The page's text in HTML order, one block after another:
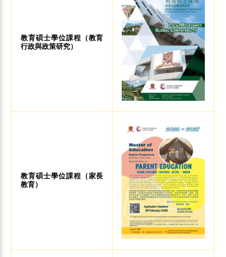
教育碩士學位課程（教育
行政與政策研究）
教育碩士學位課程（家長
教育）